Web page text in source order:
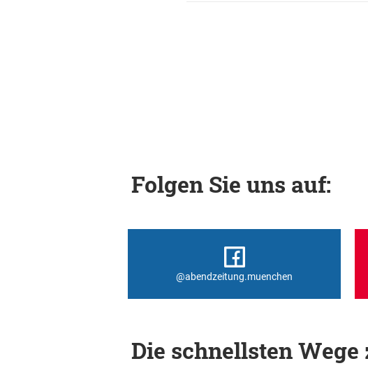
Folgen Sie uns auf:
@abendzeitung.muenchen
Die schnellsten